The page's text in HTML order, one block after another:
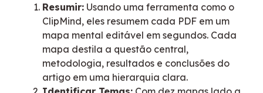
Resumir: Usando uma ferramenta como o
ClipMind, eles resumem cada PDF em um
mapa mental editável em segundos. Cada
mapa destila a questão central,
metodologia, resultados e conclusões do
artigo em uma hierarquia clara.